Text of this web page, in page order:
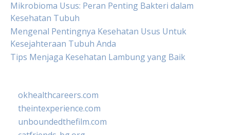
Mikrobioma Usus: Peran Penting Bakteri dalam
Kesehatan Tubuh
Mengenal Pentingnya Kesehatan Usus Untuk
Kesejahteraan Tubuh Anda
Tips Menjaga Kesehatan Lambung yang Baik
okhealthcareers.com
theintexperience.com
unboundedthefilm.com